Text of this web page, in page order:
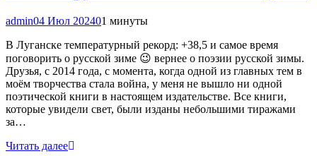
admin04 Июл 202401 минуты
В Луганске температурный рекорд: +38,5 и самое время
поговорить о русской зиме 😉 вернее о поэзии русской зимы.
Друзья, с 2014 года, с момента, когда одной из главных тем в
моём творчества стала война, у меня не вышло ни одной
поэтической книги в настоящем издательстве. Все книги,
которые увидели свет, были изданы небольшими тиражами
за…
Читать далее